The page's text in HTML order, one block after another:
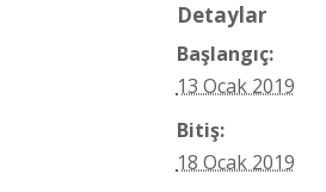
Detaylar
Başlangıç:
13 Ocak 2019
Bitiş:
18 Ocak 2019